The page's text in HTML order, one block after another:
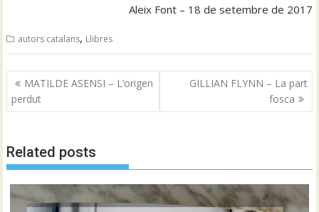
Aleix Font – 18 de setembre de 2017
autors catalans, Llibres
Navegació
d'entrades
MATILDE ASENSI – L’origen
perdut
GILLIAN FLYNN – La part
fosca
Related posts